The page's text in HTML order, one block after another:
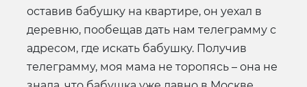
оставив бабушку на квартире, он уехал в
деревню, пообещав дать нам телеграмму с
адресом, где искать бабушку. Получив
телеграмму, моя мама не торопясь – она не